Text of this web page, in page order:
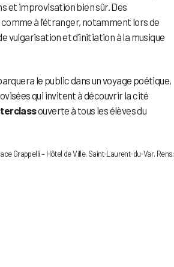
et improvisation bien sûr. Des
à l’étranger, notamment lors de
vulgarisation et d’initiation à la musique
le public dans un voyage poétique,
qui invitent à découvrir la cité
ouverte à tous les élèves du
Grappelli – Hôtel de Ville. Saint-Laurent-du-Var. Rens: